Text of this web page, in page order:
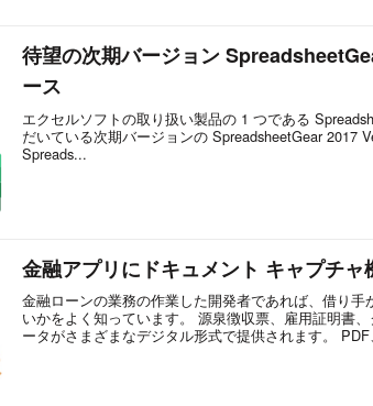
待望の次期バージョン
ース
エクセルソフトの取り扱い製品の 1 つである
だいている次期バージョンの SpreadsheetGear 2017
Spreads...
金融アプリにドキュメント キャプチャ
金融ローンの業務の作業した開発者であれば、借り
いかをよく知っています。 源泉徴収票、雇用証明書
ータがさまざまなデジタル形式で提供されます。